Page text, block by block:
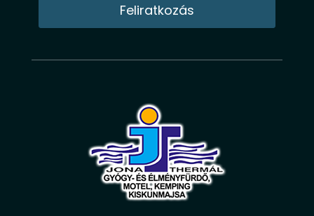
Feliratkozás